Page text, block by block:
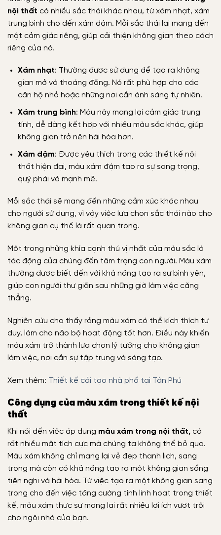
nội thất có nhiều sắc thái khác nhau, từ xám nhạt, xám
trung bình cho đến xám đậm. Mỗi sắc thái lại mang đến
một cảm giác riêng, giúp cải thiện không gian theo cách
riêng của nó.
Xám nhạt: Thường được sử dụng để tạo ra không
gian mở và thoáng đãng. Nó rất phù hợp cho các
căn hộ nhỏ hoặc những nơi cần ánh sáng tự nhiên.
Xám trung bình: Màu này mang lại cảm giác trung
tính, dễ dàng kết hợp với nhiều màu sắc khác, giúp
không gian trở nên hài hòa hơn.
Xám đậm: Được yêu thích trong các thiết kế nội
thất hiện đại, màu xám đậm tạo ra sự sang trọng,
quý phái và mạnh mẽ.
Mỗi sắc thái sẽ mang đến những cảm xúc khác nhau
cho người sử dụng, vì vậy việc lựa chọn sắc thái nào cho
không gian cụ thể là rất quan trọng.
Một trong những khía cạnh thú vị nhất của màu sắc là
tác động của chúng đến tâm trạng con người. Màu xám
thường được biết đến với khả năng tạo ra sự bình yên,
giúp con người thư giãn sau những giờ làm việc căng
thẳng.
Nghiên cứu cho thấy rằng màu xám có thể kích thích tư
duy, làm cho não bộ hoạt động tốt hơn. Điều này khiến
màu xám trở thành lựa chọn lý tưởng cho không gian
làm việc, nơi cần sự tập trung và sáng tạo.
Xem thêm: Thiết kế cải tạo nhà phố tại Tân Phú
Công dụng của màu xám trong thiết kế nội
thất
Khi nói đến việc áp dụng màu xám trong nội thất, có
rất nhiều mặt tích cực mà chúng ta không thể bỏ qua.
Màu xám không chỉ mang lại vẻ đẹp thanh lịch, sang
trọng mà còn có khả năng tạo ra một không gian sống
tiện nghi và hài hòa. Từ việc tạo ra một không gian sang
trọng cho đến việc tăng cường tính linh hoạt trong thiết
kế, màu xám thực sự mang lại rất nhiều lợi ích vượt trội
cho ngôi nhà của bạn.